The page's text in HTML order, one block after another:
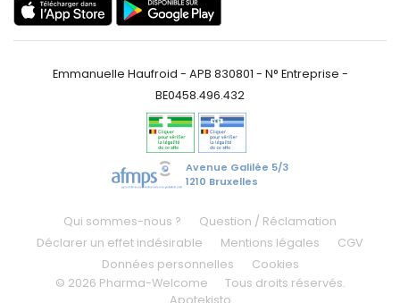
Emmanuelle Haufroid - APB 830801 - N° Entreprise -
BE0458.496.432
Avenue Galilée 5/3
1210 Bruxelles
Qui sommes-nous ?
Question / Réclamation
Déclarer un effet indésirable
Mentions légales
CGV
Données personnelles
Cookies
© 2026 Pharma-Welcome
Tous droits réservés.
Apotekisto